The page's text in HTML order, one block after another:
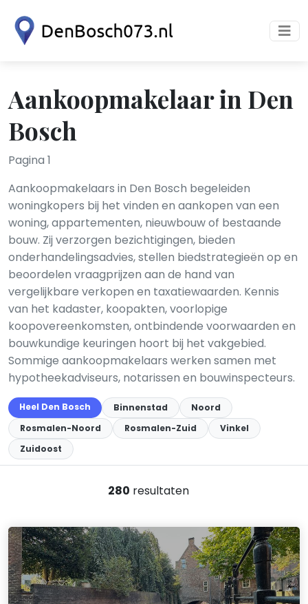
Aankoopmakelaar in Den
Bosch
Pagina 1
Aankoopmakelaars in Den Bosch begeleiden
woningkopers bij het vinden en aankopen van een
woning, appartementen, nieuwbouw of bestaande
bouw. Zij verzorgen bezichtigingen, bieden
onderhandelingsadvies, stellen biedstrategieën op en
beoordelen vraagprijzen aan de hand van
vergelijkbare verkopen en taxatiewaarden. Kennis
van het kadaster, koopakten, voorlopige
koopovereenkomsten, ontbindende voorwaarden en
bouwkundige keuringen hoort bij het vakgebied.
Sommige aankoopmakelaars werken samen met
hypotheekadviseurs, notarissen en bouwinspecteurs.
Heel Den Bosch Binnenstad
Noord
Rosmalen-Noord
Rosmalen-Zuid
Vinkel
Zuidoost
280 resultaten